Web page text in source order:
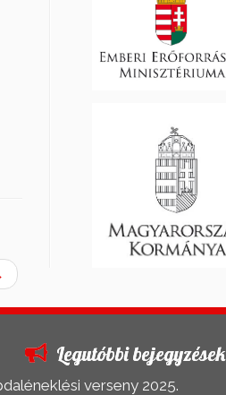
Legutóbbi bejegyzések
verseny 2025.